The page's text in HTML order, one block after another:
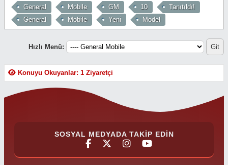
General Mobile GM 10
Tanıtıldı!
General
Mobile Yeni Model
Hızlı Menü:
Konuyu Okuyanlar: 1 Ziyaretçi
SOSYAL MEDYADA TAKIP EDIN